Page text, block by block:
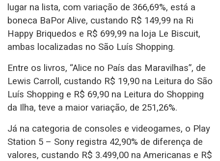
lugar na lista, com variação de 366,69%, está a
boneca BaPor Alive, custando R$ 149,99 na Ri
Happy Briquedos e R$ 699,99 na loja Le Biscuit,
ambas localizadas no São Luís Shopping.
Entre os livros, “Alice no País das Maravilhas”, de
Lewis Carroll, custando R$ 19,90 na Leitura do São
Luís Shopping e R$ 69,90 na Leitura do Shopping
da Ilha, teve a maior variação, de 251,26%.
Já na categoria de consoles e videogames, o Play
Station 5 – Sony registra 42,90% de diferença de
valores, custando R$ 3.499,00 na Americanas e R$